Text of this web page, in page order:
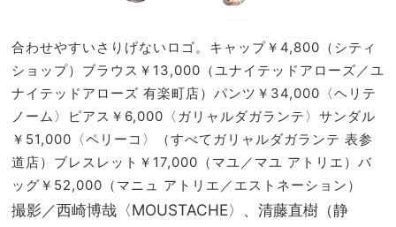
合わせやすいさりげないロゴ。キャップ￥4,800（シティ
ショップ）ブラウス￥13,000（ユナイテッドアローズ／ユ
ナイテッドアローズ 有楽町店）パンツ￥34,000〈ヘリテ
ノーム〉ピアス￥6,000〈ガリャルダガランテ〉サンダル
￥51,000〈ペリーコ〉（すべてガリャルダガランテ 表参
道店）ブレスレット￥17,000（マユ／マユ アトリエ）バ
ッグ￥52,000（マニュ アトリエ／エストネーション）
撮影／西崎博哉〈MOUSTACHE〉、清藤直樹（静